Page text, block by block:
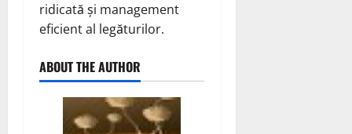
ridicată și management
eficient al legăturilor.
ABOUT THE AUTHOR